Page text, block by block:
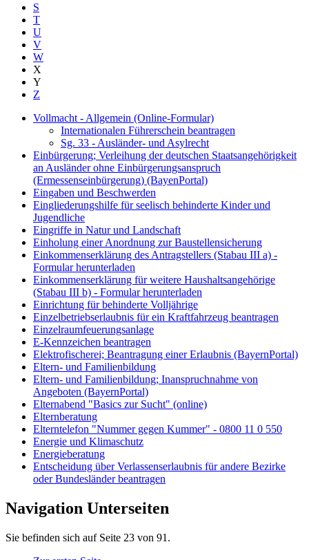
S
T
U
V
W
X
Y
Z
Vollmacht - Allgemein (Online-Formular)
Internationalen Führerschein beantragen
Sg. 33 - Ausländer- und Asylrecht
Einbürgerung; Verleihung der deutschen Staatsangehörigkeit
an Ausländer ohne Einbürgerungsanspruch
(Ermessenseinbürgerung) (BayenPortal)
Eingaben und Beschwerden
Eingliederungshilfe für seelisch behinderte Kinder und
Jugendliche
Eingriffe in Natur und Landschaft
Einholung einer Anordnung zur Baustellensicherung
Einkommenserklärung des Antragstellers (Stabau III a) -
Formular herunterladen
Einkommenserklärung für weitere Haushaltsangehörige
(Stabau III b) - Formular herunterladen
Einrichtung für behinderte Volljährige
Einzelbetriebserlaubnis für ein Kraftfahrzeug beantragen
Einzelraumfeuerungsanlage
E-Kennzeichen beantragen
Elektrofischerei; Beantragung einer Erlaubnis (BayernPortal)
Eltern- und Familienbildung
Eltern- und Familienbildung; Inanspruchnahme von
Angeboten (BayernPortal)
Elternabend "Basics zur Sucht" (online)
Elternberatung
Elterntelefon "Nummer gegen Kummer" - 0800 11 0 550
Energie und Klimaschutz
Energieberatung
Entscheidung über Verlassenserlaubnis für andere Bezirke
oder Bundesländer beantragen
Navigation Unterseiten
Sie befinden sich auf Seite 23 von 91.